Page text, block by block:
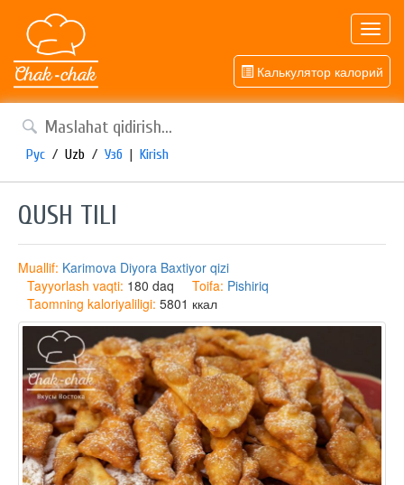
Калькулятор калорий
Рус / Uzb / Узб | Kirish
QUSH TILI
Muallif: Karimova Diyora Baxtiyor qizi
Tayyorlash vaqti: 180 daq Toifa: Pishiriq
Taomning kaloriyaliligi: 5801 ккал